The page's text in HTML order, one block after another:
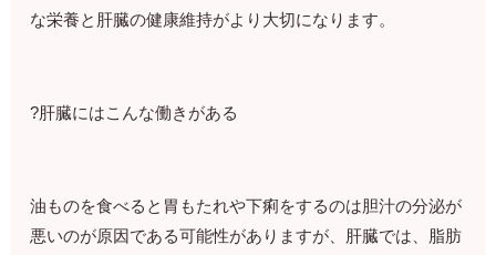
な栄養と肝臓の健康維持がより大切になります。
?肝臓にはこんな働きがある
油ものを食べると胃もたれや下痢をするのは胆汁の分泌が
悪いのが原因である可能性がありますが、肝臓では、脂肪